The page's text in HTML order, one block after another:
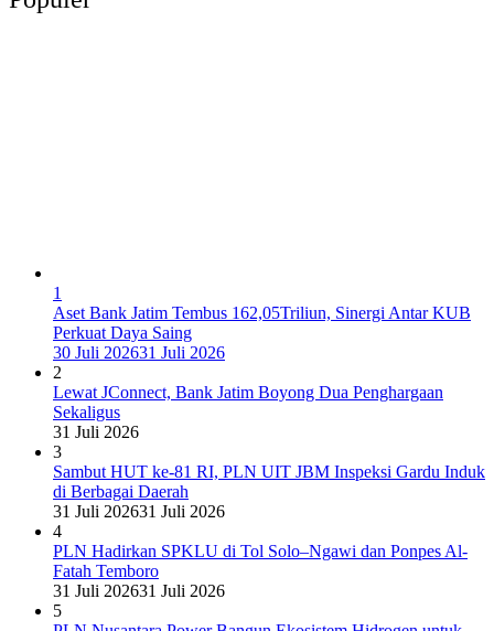
1
Aset Bank Jatim Tembus 162,05Triliun, Sinergi Antar KUB
Perkuat Daya Saing
30 Juli 202631 Juli 2026
2
Lewat JConnect, Bank Jatim Boyong Dua Penghargaan
Sekaligus
31 Juli 2026
3
Sambut HUT ke-81 RI, PLN UIT JBM Inspeksi Gardu Induk
di Berbagai Daerah
31 Juli 202631 Juli 2026
4
PLN Hadirkan SPKLU di Tol Solo–Ngawi dan Ponpes Al-
Fatah Temboro
31 Juli 202631 Juli 2026
5